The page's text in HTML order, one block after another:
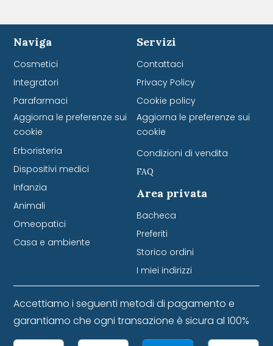
Naviga
Cosmetici
Integratori
Parafarmaci
Aggiorna le preferenze sui
cookie
Erboristeria
Dispositivi medici
Infanzia
Animali
Omeopatici
Casa e ambiente
Servizi
Contattaci
Privacy Policy
Cookie policy
Aggiorna le preferenze sui
cookie
Condizioni di vendita
FAQ
Area privata
Bacheca
Preferiti
Storico ordini
I miei indirizzi
Accettiamo i seguenti metodi di pagamento e
garantiamo che ogni transazione è sicura al 100%